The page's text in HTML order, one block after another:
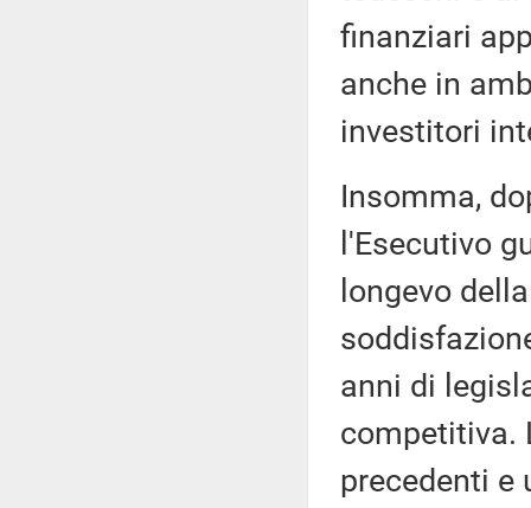
finanziari
anche in
investitori
Insomma,
l'Esecutivo
longevo
anni di
competitiva.
precedenti e